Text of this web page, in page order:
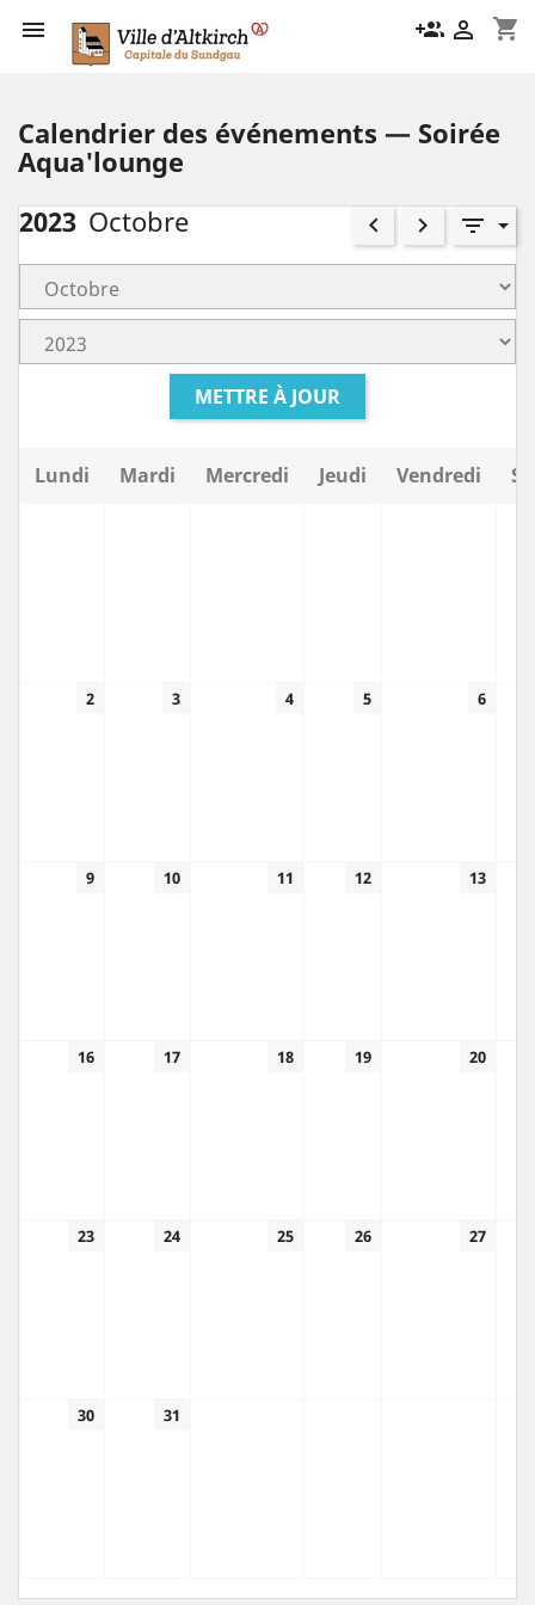
 shopping_cart
group_add 
Calendrier des événements — Soirée
Aqua'lounge
2023 Octobre keyboard_arrow_left keyboard_arrow_right filter_list
METTRE À JOUR
Lundi Mardi Mercredi Jeudi Vendredi
2 3 4 5 6
9 10 11 12 13
16 17 18 19 20
23 24 25 26 27
30 31